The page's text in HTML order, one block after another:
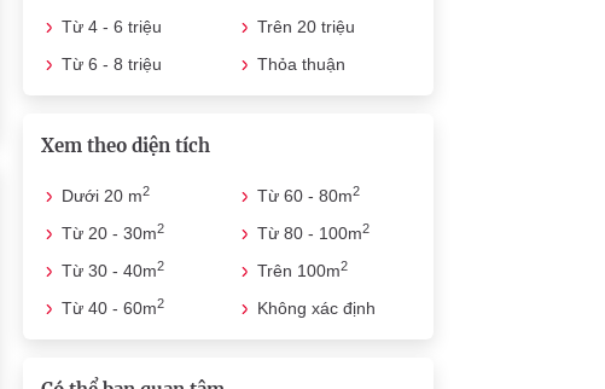
Từ 4 - 6 triệu
Từ 6 - 8 triệu
Trên 20 triệu
Thỏa thuận
Xem theo diện tích
Dưới 20 m2
Từ 20 - 30m2
Từ 30 - 40m2
Từ 40 - 60m2
Từ 60 - 80m2
Từ 80 - 100m2
Trên 100m2
Không xác định